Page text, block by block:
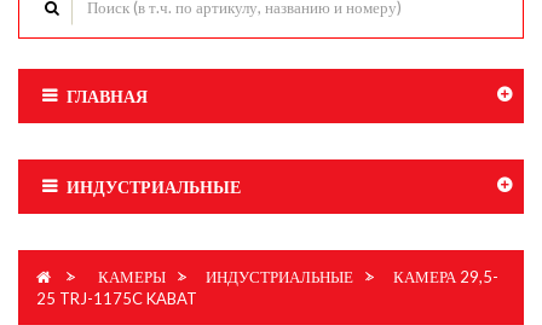
ГЛАВНАЯ
ИНДУСТРИАЛЬНЫЕ
> КАМЕРЫ > ИНДУСТРИАЛЬНЫЕ >
КАМЕРА 29,5-
25 TRJ-1175C KABAT